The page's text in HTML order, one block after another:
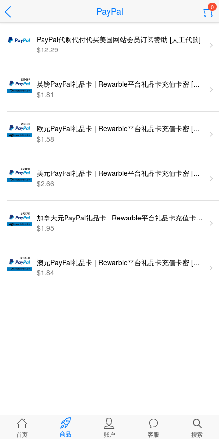
PayPal 0
PayPal代购代付代买美国网站会员订阅赞助 [人工代购]
$12.29
英镑PayPal礼品卡 | Rewarble平台礼品卡充值卡密 [自动发
$1.81
欧元PayPal礼品卡 | Rewarble平台礼品卡充值卡密 [自动发
$1.58
美元PayPal礼品卡 | Rewarble平台礼品卡充值卡密 [自动发
$2.66
加拿大元PayPal礼品卡 | Rewarble平台礼品卡充值卡密 [自
$1.95
澳元PayPal礼品卡 | Rewarble平台礼品卡充值卡密 [自动发
$1.84
首页 商品 账户 客服 搜索